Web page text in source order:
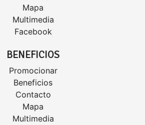
Mapa
Multimedia
Facebook
BENEFICIOS
Promocionar
Beneficios
Contacto
Mapa
Multimedia